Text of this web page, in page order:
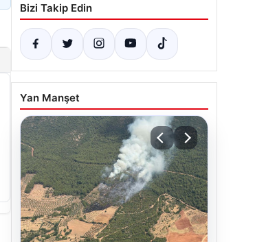
Bizi Takip Edin
Yan Manşet